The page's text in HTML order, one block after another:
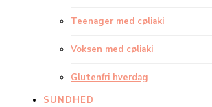
Teenager med cøliaki
Voksen med cøliaki
Glutenfri hverdag
SUNDHED